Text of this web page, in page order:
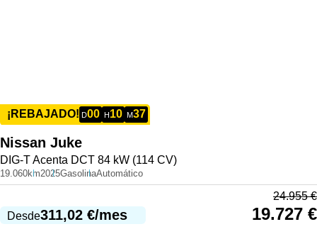
¡REBAJADO! D00 H10 M37
Nissan Juke
DIG-T Acenta DCT 84 kW (114 CV)
19.060km2025GasolinaAutomático
Desde311,02 €/mes
24.955€
19.727 €